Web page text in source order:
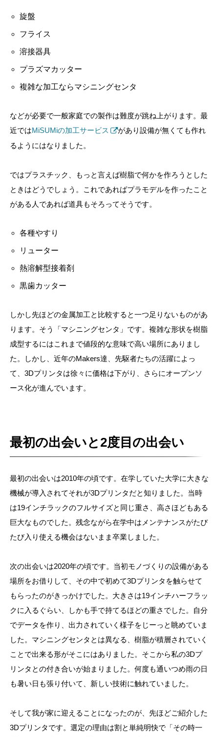
旋盤
フライス
溶接器具
プラズマカッター
複雑な加工ならマシニングセンタ
などが必要で一般家庭での製作は難度が跳ね上がります。最
近ではMiSUMiの加工サービス
があり設備が無くても作れ
るようにはなりました。
ではプラスチック、もっと言えば樹脂で何かを作ろうとした
ときはどうでしょう。これであればプラモデルを作ったこと
がある人であれば道具もそろってそうです。
各種やすり
リューター
熱溶解型接着剤
黒歯カッター
しかし先ほどの金属加工と比較すると一つ足りないものがあ
ります。そう「マシニングセンタ」です。複雑な形状を樹脂
成型するにはこれまで値段的な意味で高い場所にありまし
た。しかし、近年のMakers達、先駆者たちの活躍によっ
て、3Dプリンタは徐々に価格は下がり、さらにオープンソ
ース化が進んでいます。
最初の出会いと2度目の出会い
最初の出会いは2010年の頃です。在学していた大学に大きな
機械が導入されてそれが3Dプリンタだと知りました。当時
は19インチラックのフルサイズと同じ重さ、高さほどもある
巨大なものでした。残念ながら在学中はメンテナンスがたび
たび入り使える機会はないまま卒業しました。
次の出会いは2020年の頃です。当初モノづくりの設備がある
場所をお借りして、その中で初めて3Dプリンタを触らせて
もらったのがきっかけでした。大きさは19インチハーフラッ
クに入るぐらい、しかも手で持てるほどの重さでした。自分
でデータを作り、出力されていく様子をじーっと眺めていま
した。マシニングセンタとは異なる、樹脂が積層されていく
ことで出来る形がそこにはありました。そこから私の3Dプ
リンタとの付き合いが始まりました。何度も通いつめ雨の日
も暑い日も張り付いて、新しい技術に触れていました。
そして我が家に迎えることになったのが、先ほどご紹介した
3Dプリンタです。選定の理由は割と単純明快で「その時一